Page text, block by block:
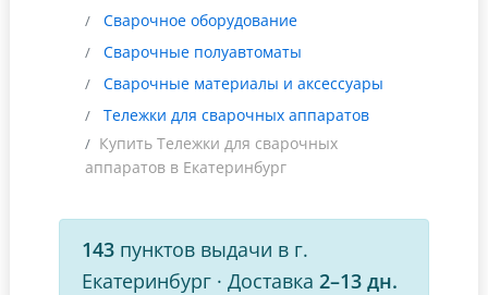
Сварочное оборудование
Сварочные полуавтоматы
Сварочные материалы и аксессуары
Тележки для сварочных аппаратов
Купить Тележки для сварочных
аппаратов в Екатеринбург
143 пунктов выдачи в г.
Екатеринбург · Доставка 2–13 дн.